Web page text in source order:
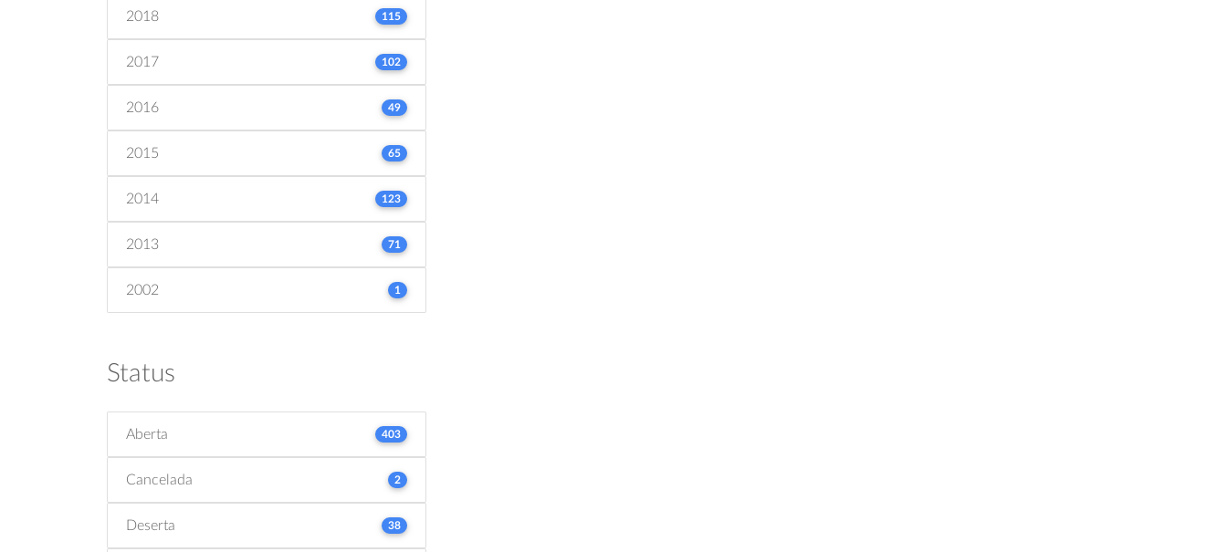
2018 115
2017 102
2016 49
2015 65
2014 123
2013 71
2002 1
Status
Aberta 403
Cancelada 2
Deserta 38